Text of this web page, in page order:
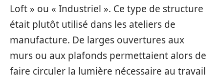
Loft » ou « Industriel ». Ce type de structure
était plutôt utilisé dans les ateliers de
manufacture. De larges ouvertures aux
murs ou aux plafonds permettaient alors de
faire circuler la lumière nécessaire au travail